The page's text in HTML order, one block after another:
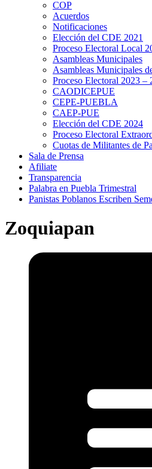
COP
Acuerdos
Notificaciones
Elección del CDE 2021
Proceso Electoral Local
Asambleas Municipales
Asambleas Municipales
Proceso Electoral 2023 –
CAODICEPUE
CEPE-PUEBLA
CAEP-PUE
Elección del CDE 2024
Proceso Electoral
Cuotas de Militantes de
Sala de Prensa
Afiliate
Transparencia
Palabra en Puebla Trimestral
Panistas Poblanos Escriben
Zoquiapan